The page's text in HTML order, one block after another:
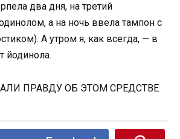
два дня, на третий
а на ночь ввела тампон с
А утром я, как всегда, — в
йодинола.